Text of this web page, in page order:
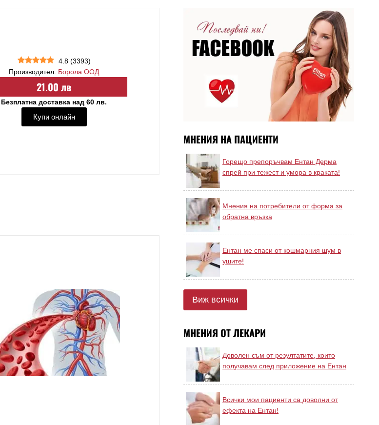
4.8 (3393)
Производител: Борола ООД
21.00 лв
Безплатна доставка над 60 лв.
Купи онлайн
МНЕНИЯ НА ПАЦИЕНТИ
Горещо препоръчвам Ентан Дерма
спрей при тежест и умора в краката!
Мнения на потребители от форма за
обратна връзка
Ентан ме спаси от кошмарния шум в
ушите!
Виж всички
МНЕНИЯ ОТ ЛЕКАРИ
Доволен съм от резултатите, които
получавам след приложение на Ентан
Всички мои пациенти са доволни от
ефекта на Ентан!